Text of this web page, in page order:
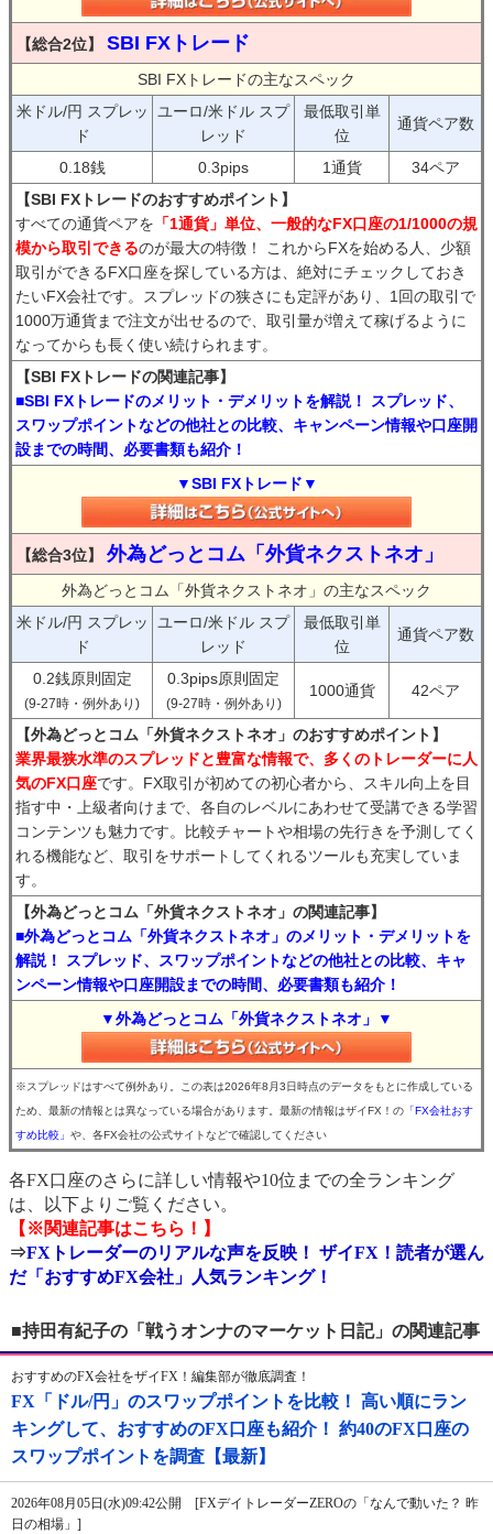
【総合2位】 SBI FXトレード
SBI FXトレードの主なスペック
米ドル/円 スプレッ
ド
ユーロ/米ドル スプ
レッド
最低取引単
位
通貨ペア数
0.18銭 0.3pips 1通貨
34ペア
【SBI FXトレードのおすすめポイント】
すべての通貨ペアを 「1通貨」単位、一般的なFX口座の1/1000の規
模から取引できるのが最大の特徴！ これからFXを始める人、少額
取引ができるFX口座を探している方は、絶対にチェックしておき
たいFX会社です。スプレッドの狭さにも定評があり、1回の取引で
1000万通貨まで注文が出せるので、取引量が増えて稼げるように
なってからも長く使い続けられます。
【SBI FXトレードの関連記事】
■SBI FXトレードのメリット・デメリットを解説！ スプレッド、
スワップポイントなどの他社との比較、キャンペーン情報や口座開
設までの時間、必要書類も紹介！
▼SBI FXトレード▼
【総合3位】 外為どっとコム「外貨ネクストネオ」
外為どっとコム「外貨ネクストネオ」の主なスペック
米ドル/円 スプレッ
ド
ユーロ/米ドル スプ
レッド
最低取引単
位
通貨ペア数
0.2銭原則固定
(9-27時・例外あり)
0.3pips原則固定
(9-27時・例外あり)
1000通貨 42ペア
【外為どっとコム「外貨ネクストネオ」のおすすめポイント】
業界最狭水準のスプレッドと豊富な情報で、多くのトレーダーに人
気のFX口座です。FX取引が初めての初心者から、スキル向上を目
指す中・上級者向けまで、各自のレベルにあわせて受講できる学習
コンテンツも魅力です。比較チャートや相場の先行きを予測してく
れる機能など、取引をサポートしてくれるツールも充実していま
す。
【外為どっとコム「外貨ネクストネオ」の関連記事】
■外為どっとコム「外貨ネクストネオ」のメリット・デメリットを
解説！ スプレッド、スワップポイントなどの他社との比較、キャ
ンペーン情報や口座開設までの時間、必要書類も紹介！
▼外為どっとコム「外貨ネクストネオ」▼
※スプレッドはすべて例外あり。この表は2026年8月3日時点のデータをもとに作成している
ため、最新の情報とは異なっている場合があります。最新の情報はザイFX！の 「FX会社おす
すめ比較」 や、各FX会社の公式サイトなどで確認してください
各FX口座のさらに詳しい情報や10位までの全ランキング
は、以下よりご覧ください。
【※関連記事はこちら！】
⇒FXトレーダーのリアルな声を反映！ ザイFX！読者が選ん
だ「おすすめFX会社」人気ランキング！
■持田有紀子の「戦うオンナのマーケット日記」の関連記事
おすすめのFX会社をザイFX！編集部が徹底調査！
FX「ドル/円」のスワップポイントを比較！ 高い順にラン
キングして、おすすめのFX口座も紹介！ 約40のFX口座の
スワップポイントを調査【最新】
2026年08月05日(水)09:42公開 [FXデイトレーダーZEROの「なんで動いた？ 昨
日の相場」]